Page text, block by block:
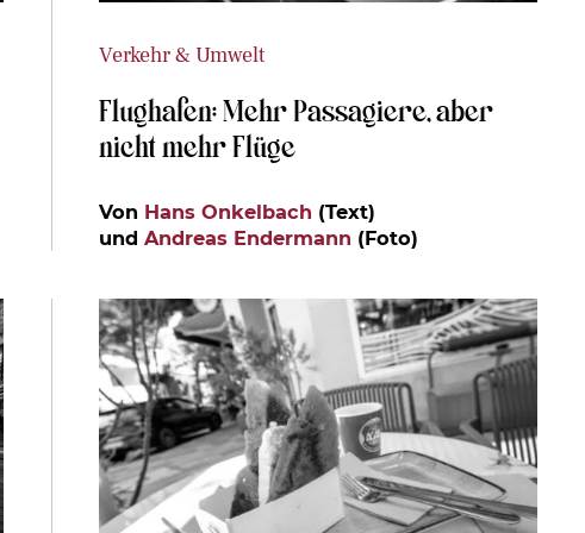
Verkehr & Umwelt
Flughafen: Mehr Passagiere, aber
nicht mehr Flüge
Von Hans Onkelbach (Text)
und Andreas Endermann (Foto)